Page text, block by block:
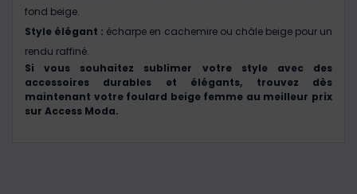
fond beige.
Style élégant : écharpe en cachemire ou châle beige pour un
rendu raffiné.
Si vous souhaitez sublimer votre style avec des
accessoires durables et élégants, trouvez dès
maintenant votre foulard beige femme au meilleur prix
sur Access Moda.